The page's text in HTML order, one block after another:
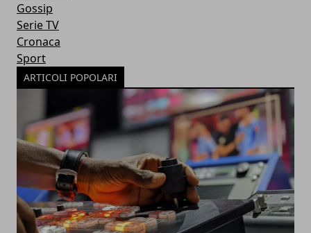
Gossip
Serie TV
Cronaca
Sport
ARTICOLI POPOLARI